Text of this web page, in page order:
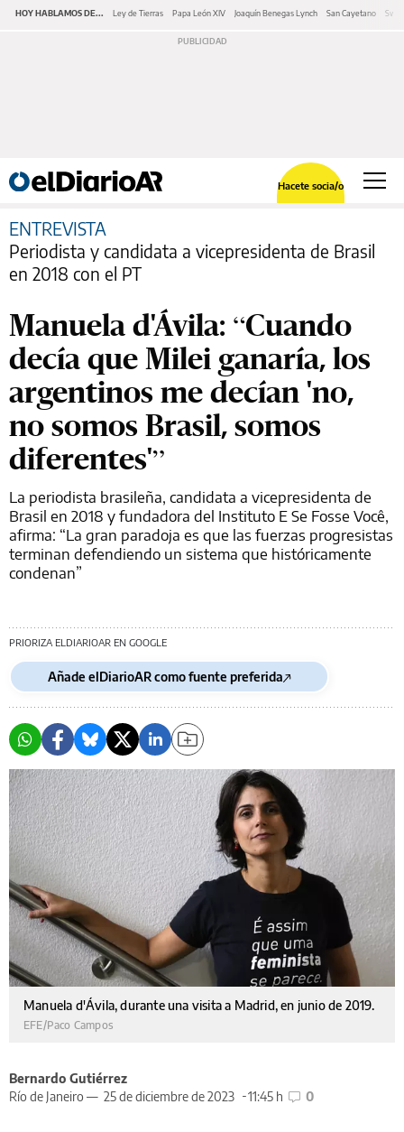
HOY HABLAMOS DE... Ley de Tierras Papa León XIV Joaquín Benegas Lynch San Cayetano
Hacete socia/o
ENTREVISTA
Periodista y candidata a vicepresidenta de Brasil
en 2018 con el PT
Manuela d'Ávila: “Cuando
decía que Milei ganaría, los
argentinos me decían 'no,
no somos Brasil, somos
diferentes'”
La periodista brasileña, candidata a vicepresidenta de
Brasil en 2018 y fundadora del Instituto E Se Fosse Você,
afirma: “La gran paradoja es que las fuerzas progresistas
terminan defendiendo un sistema que históricamente
condenan”
PRIORIZA ELDIARIOAR EN GOOGLE
Añade elDiarioAR como fuente preferida
Manuela d'Ávila, durante una visita a Madrid, en junio de 2019.
EFE/Paco Campos
Bernardo Gutiérrez
Río de Janeiro — 25 de diciembre de 2023 11:45 h 0